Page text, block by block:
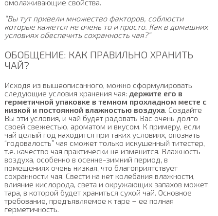
омолаживающие свойства.
“Вы тут привели множество факторов, соблюсти
которые кажется не очень то и просто. Как в домашних
условиях обеспечить сохранность чая?”
ОБОБЩЕНИЕ: КАК ПРАВИЛЬНО ХРАНИТЬ
ЧАЙ?
Исходя из вышеописанного, можно сформулировать
следующие условия хранения чая: держите его в
герметичной упаковке в темном прохладном месте с
низкой и постоянной влажностью воздуха. Создайте
Вы эти условия, и чай будет радовать Вас очень долго
своей свежестью, ароматом и вкусом. К примеру, если
чай целый год находится при таких условиях, опознать
“годовалость” чая сможет только искушенный титестер,
т.е. качество чая практически не изменится. Влажность
воздуха, особенно в осенне-зимний период, в
помещениях очень низкая, что благоприятствует
сохранности чая. Свести на нет колебания влажности,
влияние кислорода, света и окружающих запахов может
тара, в которой будет храниться сухой чай. Основное
требование, предъявляемое к таре – ее полная
герметичность.